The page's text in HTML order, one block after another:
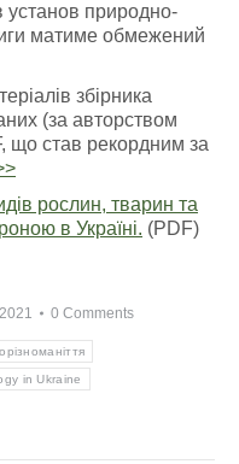
установ природно-
матиме обмежений
збірника
(за авторством
що став рекордним за
рослин, тварин та
в Україні. (PDF)
0 Comments
in Ukraine